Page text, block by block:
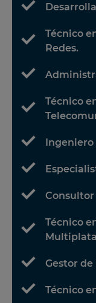
Técnico
Redes.
Técnico
Ingeniero
Consultor
Técnico
Gestor de
Técnico